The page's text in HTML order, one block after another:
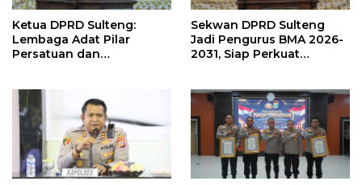
Ketua DPRD Sulteng:
Lembaga Adat Pilar
Persatuan dan
Sekwan DPRD Sulteng
Jadi Pengurus BMA 2026-
2031, Siap Perkuat